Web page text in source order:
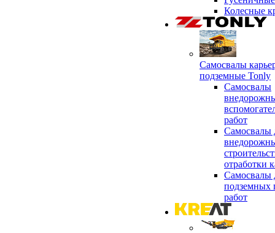
Колесные
Самосвалы
подземные Tonly
Самосвалы
работ
Самосвалы
отработки
Самосвалы
подземных
работ